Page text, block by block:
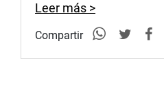
Leer más >
Compartir